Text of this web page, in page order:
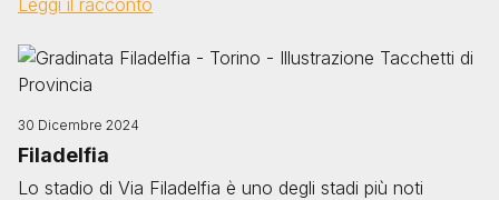
Image
30 Dicembre 2024
Filadelfia
Lo stadio di Via Filadelfia è uno degli stadi più noti